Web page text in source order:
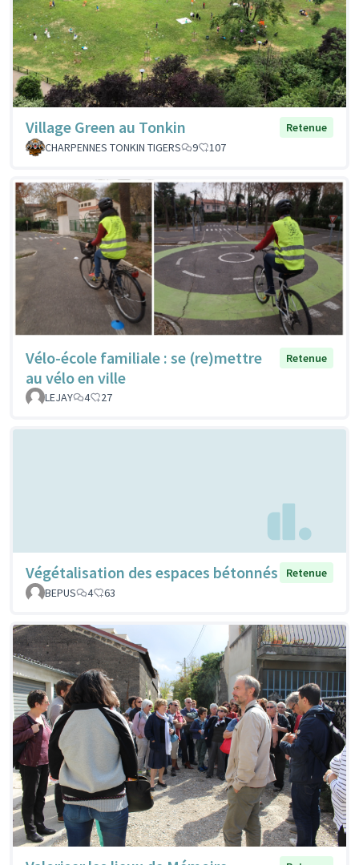
Village Green au Tonkin
Retenue
CHARPENNES TONKIN TIGERS
9 107
Vélo-école familiale : se (re)mettre
au vélo en ville
Retenue
LEJAY 4 27
Végétalisation des espaces bétonnés
Retenue
BEPUS
4 63